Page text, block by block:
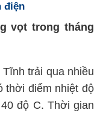
điện
vọt trong tháng
trải qua nhiều
thời điểm nhiệt độ
độ C. Thời gian